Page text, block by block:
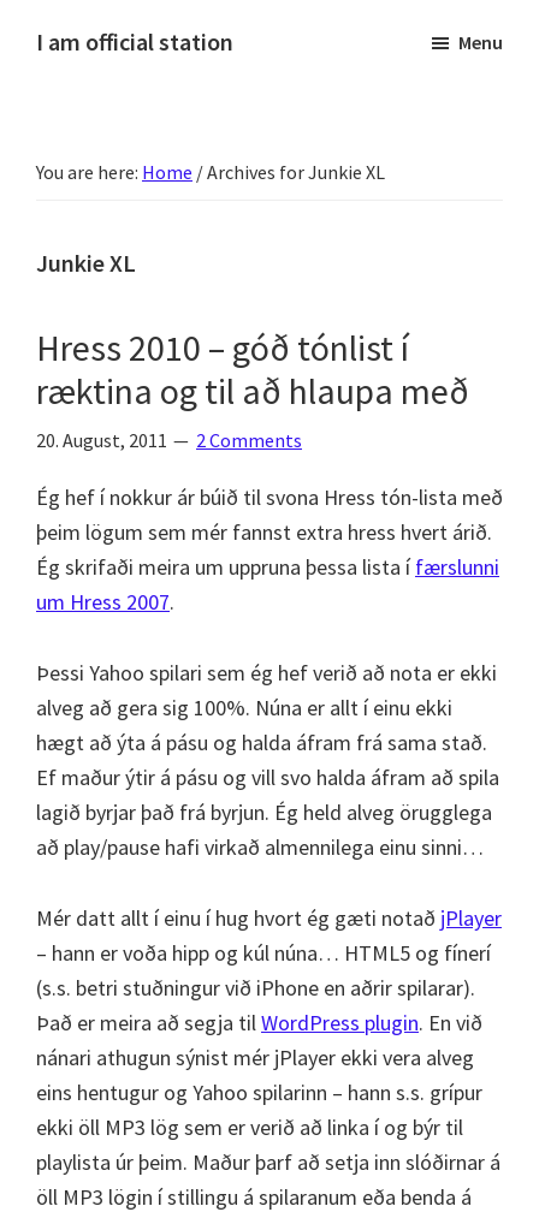
I am official station
fréttir
og
skemmtilegt
:)
Menu
You are here: Home /Archives for Junkie XL
Junkie XL
Hress 2010 – góð tónlist í
ræktina og til að hlaupa með
20. August, 2011 2 Comments
Ég hef í nokkur ár búið til svona Hress tón-lista með
þeim lögum sem mér fannst extra hress hvert árið.
Ég skrifaði meira um uppruna þessa lista ífærslunni
um Hress 2007.
Þessi Yahoo spilari sem ég hef verið að nota er ekki
alveg að gera sig 100%. Núna er allt í einu ekki
hægt að ýta á pásu og halda áfram frá sama stað.
Ef maður ýtir á pásu og vill svo halda áfram að spila
lagið byrjar það frá byrjun. Ég held alveg örugglega
að play/pause hafi virkað almennilega einu sinni…
Mér datt allt í einu í hug hvort ég gæti notað jPlayer
– hann er voða hipp og kúl núna… HTML5 og fínerí
(s.s. betri stuðningur við iPhone en aðrir spilarar).
Það er meira að segja tilWordPress plugin. En við
nánari athugun sýnist mér jPlayer ekki vera alveg
eins hentugur og Yahoo spilarinn – hann s.s. grípur
ekki öll MP3 lög sem er verið að linka í og býr til
playlista úr þeim. Maður þarf að setja inn slóðirnar á
öll MP3 lögin í stillingu á spilaranum eða benda á